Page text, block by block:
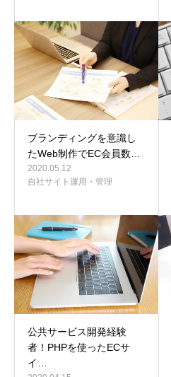
ブランディングを意識し
たWeb制作でEC会員数…
2020.05.12
自社サイト運用・管理
公共サービス開発経験
者！PHPを使ったECサ
イ…